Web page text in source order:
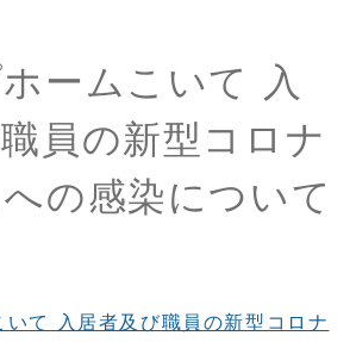
ームこいて 入
員の新型コロナ
の感染について
て 入居者及び職員の新型コロナ